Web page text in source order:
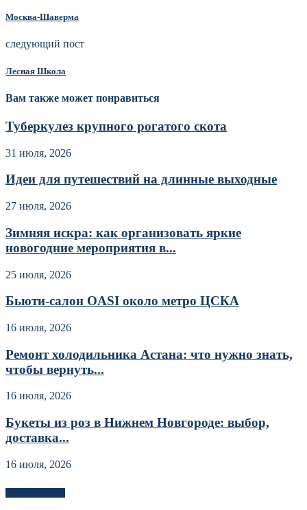
Москва-Шаверма
следующий пост
Лесная Школа
Вам также может понравиться
Туберкулез крупного рогатого скота
31 июля, 2026
Идеи для путешествий на длинные выходные
27 июля, 2026
Зимняя искра: как организовать яркие
новогодние мероприятия в...
25 июля, 2026
Бьюти-салон OASI около метро ЦСКА
16 июля, 2026
Ремонт холодильника Астана: что нужно знать,
чтобы вернуть...
16 июля, 2026
Букеты из роз в Нижнем Новгороде: выбор,
доставка...
16 июля, 2026